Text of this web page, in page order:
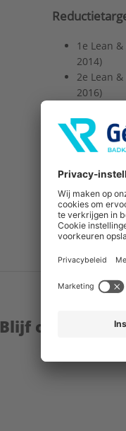
1e Lean
2014)
2e Lean
2016)
2019)
4e Lean
(behaald
5e Lean &
Blijf op de